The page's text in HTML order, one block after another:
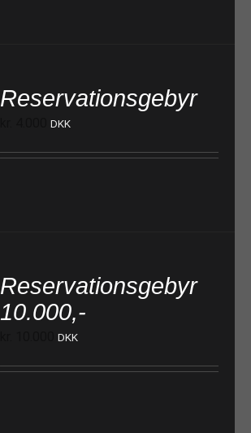
Reservationsgebyr
DKK
Reservationsgebyr
10.000,-
DKK